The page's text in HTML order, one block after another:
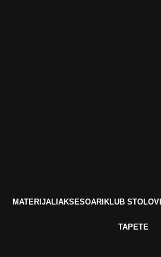
MATERIJALI AKSESOARI KLUB STOLOVI
TAPETE